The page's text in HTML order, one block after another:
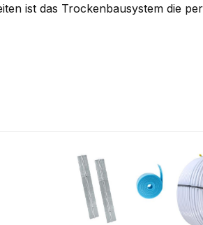
ist das Trockenbausystem die